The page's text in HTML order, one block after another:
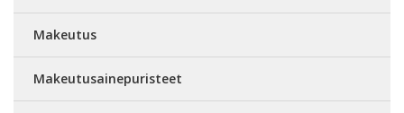
Makeutus
Makeutusainepuristeet